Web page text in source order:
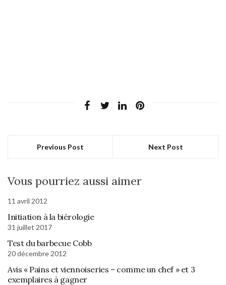
Previous Post Next Post
Vous pourriez aussi aimer
11 avril 2012
Initiation à la biérologie
31 juillet 2017
Test du barbecue Cobb
20 décembre 2012
Avis « Pains et viennoiseries – comme un chef » et 3
exemplaires à gagner